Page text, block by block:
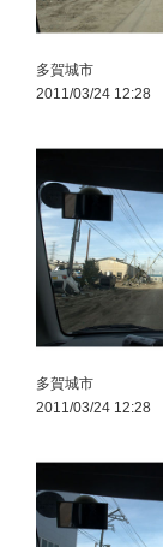
多賀城市
2011/03/24 12:28
多賀城市
2011/03/24 12:28